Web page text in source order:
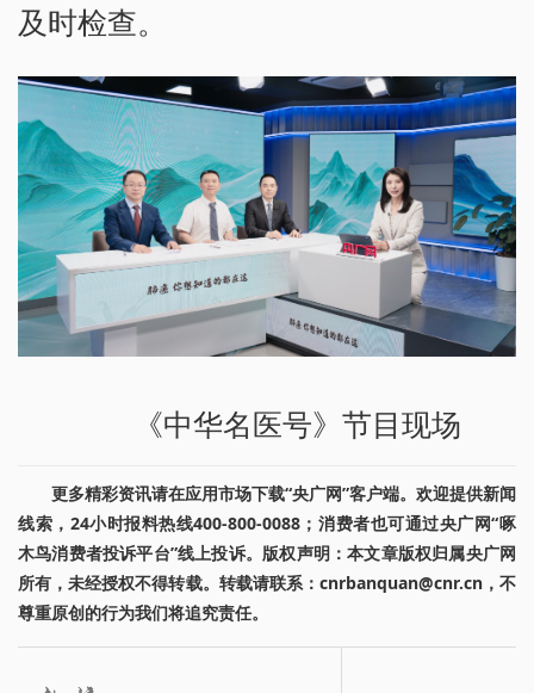
及时检查。
《中华名医号》节目现场
更多精彩资讯请在应用市场下载“央广网”客户端。欢迎提供新闻
线索，24小时报料热线400-800-0088；消费者也可通过央广网“啄
木鸟消费者投诉平台”线上投诉。版权声明：本文章版权归属央广网
所有，未经授权不得转载。转载请联系：cnrbanquan@cnr.cn，不
尊重原创的行为我们将追究责任。